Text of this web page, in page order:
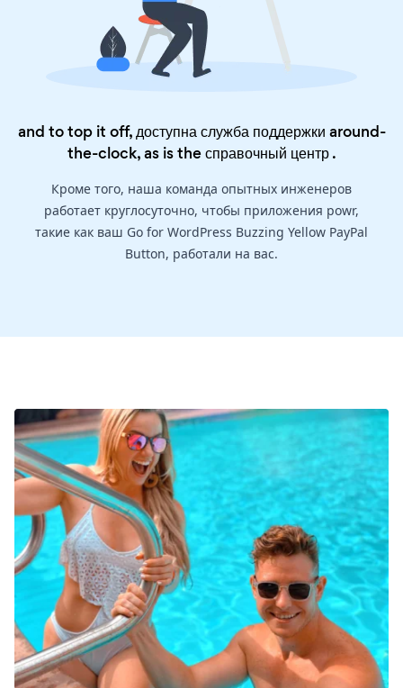
and to top it off, доступна служба поддержки around-
the-clock, as is theсправочный центр.
Кроме того, наша команда опытных инженеров
работает круглосуточно, чтобы приложения powr,
такие как ваш Go for WordPress Buzzing Yellow PayPal
Button, работали на вас.